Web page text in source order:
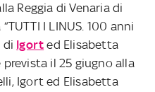
Reggia di Venaria di
I LINUS. 100 anni
di Igort ed Elisabetta
prevista il 25 giugno alla
Igort ed Elisabetta